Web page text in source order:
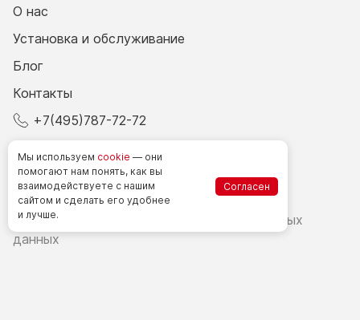
О нас
Установка и обслуживание
Блог
Контакты
+7(495)787-72-72
Счетчики посетителей в РФ
Политика в области обработки персональных
данных
Мы используем cookie — они
помогают нам понять, как вы
взаимодействуете с нашим
сайтом и сделать его удобнее
и лучше.
Согласен